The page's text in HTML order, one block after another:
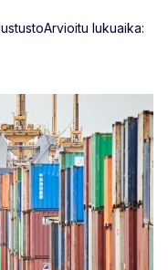
Arvioitu lukuaika: